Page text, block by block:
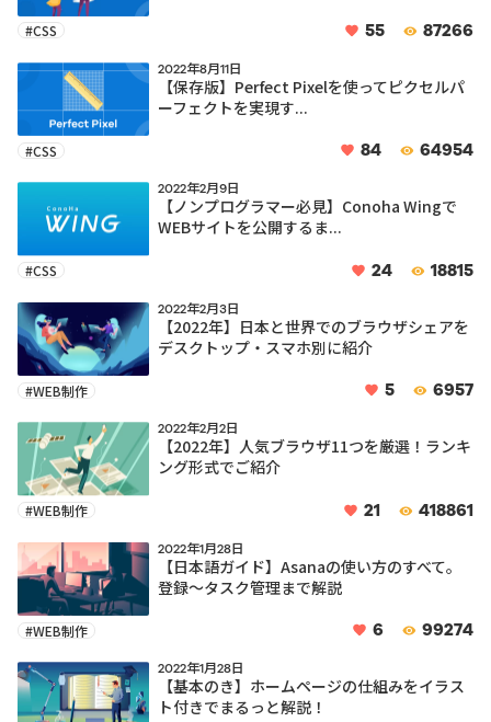
#CSS 55 87266
2022年8月11日
【保存版】Perfect Pixelを使ってピクセルパ
ーフェクトを実現す...
#CSS 84 64954
2022年2月9日
【ノンプログラマー必見】Conoha Wingで
WEBサイトを公開するま...
#CSS 24 18815
2022年2月3日
【2022年】日本と世界でのブラウザシェアを
デスクトップ・スマホ別に紹介
#WEB制作 5 6957
2022年2月2日
【2022年】人気ブラウザ11つを厳選！ランキ
ング形式でご紹介
#WEB制作 21 418861
2022年1月28日
【日本語ガイド】Asanaの使い方のすべて。
登録〜タスク管理まで解説
#WEB制作 6 99274
2022年1月28日
【基本のき】ホームページの仕組みをイラス
ト付きでまるっと解説！